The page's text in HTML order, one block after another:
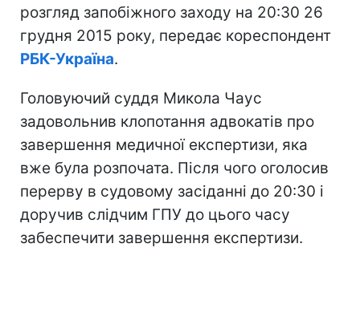
розгляд запобіжного заходу на 20:30 26
грудня 2015 року, передає кореспондент
РБК-Україна.
Головуючий суддя Микола Чаус
задовольнив клопотання адвокатів про
завершення медичної експертизи, яка
вже була розпочата. Після чого оголосив
перерву в судовому засіданні до 20:30 і
доручив слідчим ГПУ до цього часу
забеспечити завершення експертизи.